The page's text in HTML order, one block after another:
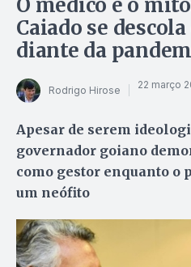
O médico e o
Caiado se
diante da
Rodrigo Hirose 22 março
Apesar de serem
governador goiano
como gestor enquanto o
um neófito